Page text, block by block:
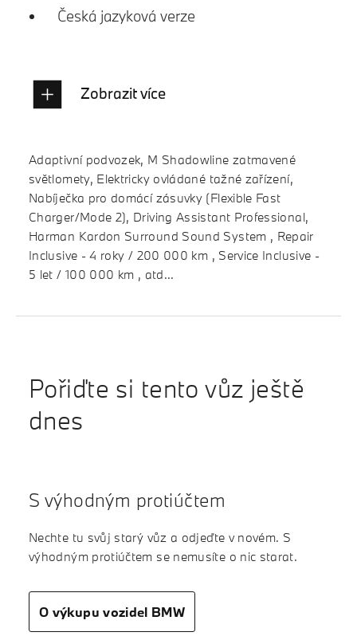
Česká jazyková verze
Zobrazit více
Adaptivní podvozek, M Shadowline zatmavené
světlomety, Elektricky ovládané tažné zařízení,
Nabíječka pro domácí zásuvky (Flexible Fast
Charger/Mode 2), Driving Assistant Professional,
Harman Kardon Surround Sound System , Repair
Inclusive - 4 roky / 200 000 km , Service Inclusive -
5 let / 100 000 km , atd...
Pořiďte si tento vůz ještě
dnes
S výhodným protiúčtem
Nechte tu svůj starý vůz a odjeďte v novém. S
výhodným protiúčtem se nemusíte o nic starat.
O výkupu vozidel BMW